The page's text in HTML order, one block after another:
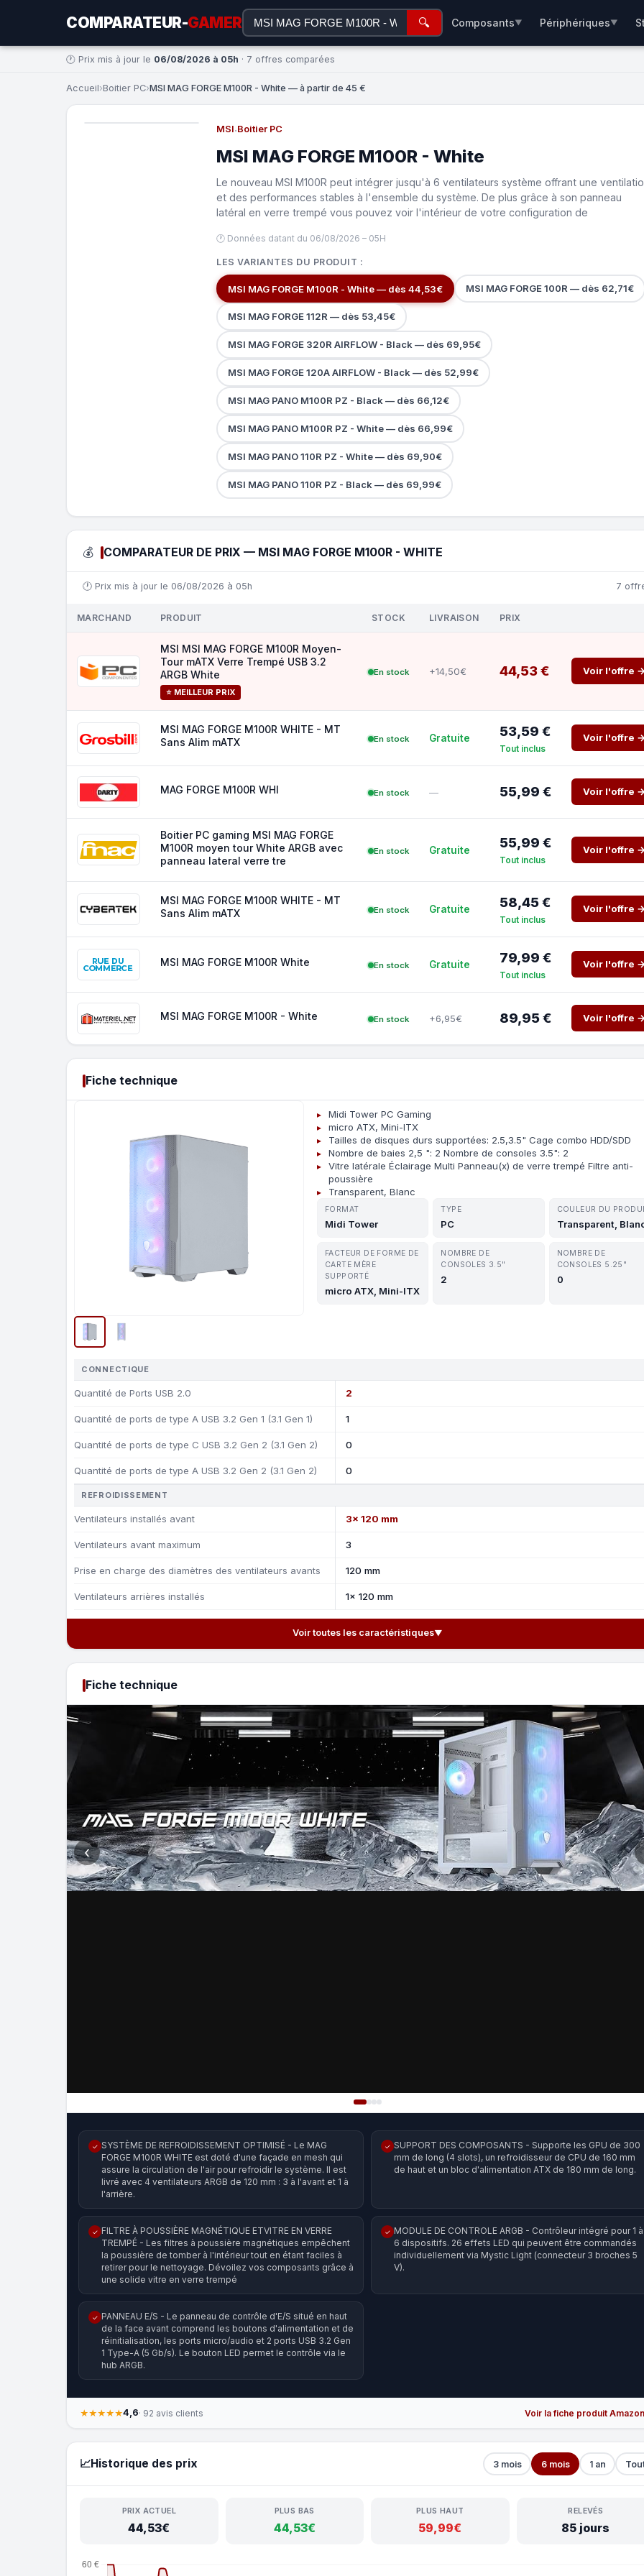
COMPARATEUR-GAMER 🔍 Composants▼ Périphériques▼
🕐 Prix mis à jour le 06/08/2026 à 05h · 7 offres comparées
Accueil›Boitier PC›MSI MAG FORGE M100R - White — à partir de 45 €
MSI·Boitier PC
MSI MAG FORGE M100R - White
Le nouveau MSI M100R peut intégrer jusqu'à 6 ventilateurs système offrant une
et des performances stables à l'ensemble du système. De plus grâce à son panneau
latéral en verre trempé vous pouvez voir l'intérieur de votre configuration de
🕐 Données datant du 06/08/2026 – 05H
LES VARIANTES DU PRODUIT :
MSI MAG FORGE M100R - White — dès 44,53€ MSI MAG FORGE 100R — dès 62,71€
MSI MAG FORGE 112R — dès 53,45€
MSI MAG FORGE 320R AIRFLOW - Black — dès 69,95€
MSI MAG FORGE 120A AIRFLOW - Black — dès 52,99€
MSI MAG PANO M100R PZ - Black — dès 66,12€
MSI MAG PANO M100R PZ - White — dès 66,99€
MSI MAG PANO 110R PZ - White — dès 69,90€
MSI MAG PANO 110R PZ - Black — dès 69,99€
💰 COMPARATEUR DE PRIX — MSI MAG FORGE M100R - WHITE
🕐 Prix mis à jour le 06/08/2026 à 05h 7
MARCHAND PRODUIT STOCK LIVRAISON PRIX
MSI MSI MAG FORGE M100R Moyen-
Tour mATX Verre Trempé USB 3.2
ARGB White
⭐ MEILLEUR PRIX
En stock +14,50€ 44,53 € Voir l'offre
MSI MAG FORGE M100R WHITE - MT
Sans Alim mATX
En stock Gratuite 53,59 €
Tout inclus
Voir l'offre
MAG FORGE M100R WHI En stock — 55,99 € Voir l'offre
Boitier PC gaming MSI MAG FORGE
M100R moyen tour White ARGB avec
panneau lateral verre tre
En stock Gratuite 55,99 €
Tout inclus
Voir l'offre
MSI MAG FORGE M100R WHITE - MT
Sans Alim mATX
En stock Gratuite 58,45 €
Tout inclus
Voir l'offre
MSI MAG FORGE M100R White En stock Gratuite 79,99 €
Tout inclus
Voir l'offre
MSI MAG FORGE M100R - White En stock +6,95€ 89,95 € Voir l'offre
Fiche technique
Midi Tower PC Gaming
micro ATX, Mini-ITX
Tailles de disques durs supportées: 2.5,3.5" Cage combo HDD/SDD
Nombre de baies 2,5 ": 2 Nombre de consoles 3.5": 2
Vitre latérale Éclairage Multi Panneau(x) de verre trempé Filtre anti-
poussière
Transparent, Blanc
FORMAT
Midi Tower
TYPE
PC
COULEUR DU
Transparent,
FACTEUR DE FORME DE
CARTE MÈRE
SUPPORTÉ
micro ATX, Mini-ITX
NOMBRE DE
CONSOLES 3.5"
2
NOMBRE DE
CONSOLES 5.25"
0
CONNECTIQUE
Quantité de Ports USB 2.0 2
Quantité de ports de type A USB 3.2 Gen 1 (3.1 Gen 1) 1
Quantité de ports de type C USB 3.2 Gen 2 (3.1 Gen 2) 0
Quantité de ports de type A USB 3.2 Gen 2 (3.1 Gen 2) 0
REFROIDISSEMENT
Ventilateurs installés avant 3x 120 mm
Ventilateurs avant maximum 3
Prise en charge des diamètres des ventilateurs avants 120 mm
Ventilateurs arrières installés 1x 120 mm
Voir toutes les caractéristiques▼
Fiche technique
‹
✓ SYSTÈME DE REFROIDISSEMENT OPTIMISÉ - Le MAG
FORGE M100R WHITE est doté d'une façade en mesh qui
assure la circulation de l'air pour refroidir le système. Il est
livré avec 4 ventilateurs ARGB de 120 mm : 3 à l'avant et 1 à
l'arrière.
✓ SUPPORT DES COMPOSANTS - Supporte les GPU de 300
mm de long (4 slots), un refroidisseur de CPU de 160 mm
de haut et un bloc d'alimentation ATX de 180 mm de long.
✓ FILTRE À POUSSIÈRE MAGNÉTIQUE ETVITRE EN VERRE
TREMPÉ - Les filtres à poussière magnétiques empêchent
la poussière de tomber à l'intérieur tout en étant faciles à
retirer pour le nettoyage. Dévoilez vos composants grâce à
une solide vitre en verre trempé
✓ MODULE DE CONTROLE ARGB - Contrôleur intégré pour 1 à
6 dispositifs. 26 effets LED qui peuvent être commandés
individuellement via Mystic Light (connecteur 3 broches 5
V).
✓ PANNEAU E/S - Le panneau de contrôle d'E/S situé en haut
de la face avant comprend les boutons d'alimentation et de
réinitialisation, les ports micro/audio et 2 ports USB 3.2 Gen
1 Type-A (5 Gb/s). Le bouton LED permet le contrôle via le
hub ARGB.
★★★★★4,6· 92 avis clients Voir la fiche produit
📈Historique des prix 3 mois 6 mois 1 an
PRIX ACTUEL
44,53€
PLUS BAS
44,53€
PLUS HAUT
59,99€
RELEVÉS
85 jours